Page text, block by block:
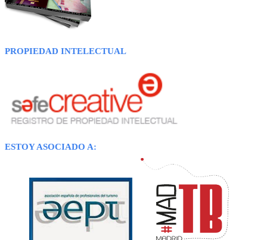
PROPIEDAD INTELECTUAL
ESTOY ASOCIADO A: